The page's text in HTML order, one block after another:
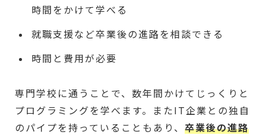
時間をかけて学べる
就職支援など卒業後の進路を相談できる
時間と費用が必要
専門学校に通うことで、数年間かけてじっくりと
プログラミングを学べます。またIT企業との独自
のパイプを持っていることもあり、 卒業後の進路